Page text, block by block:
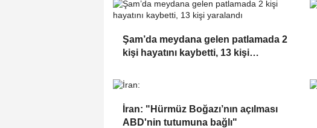
Şam’da meydana gelen patlamada 2
kişi hayatını kaybetti, 13 kişi
İran: "Hürmüz Boğazı’nın açılması
ABD'nin tutumuna bağlı"